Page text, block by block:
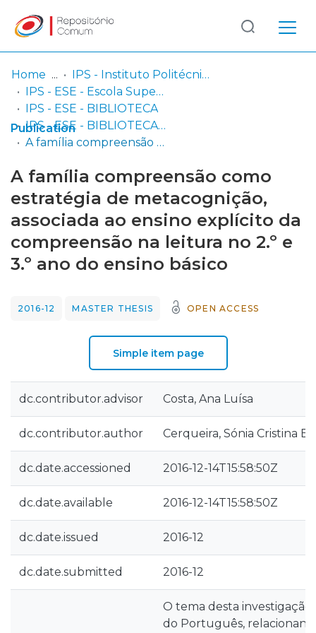
Communities
& Collections
Browse repository
Statistics
Log
In
(current)
Home
IPS - Instituto Politécnico de Setúbal
IPS - ESE - Escola Superior de Educação
IPS - ESE - BIBLIOTECA
IPS - ESE - BIBLIOTECA - Dissertações de mestrado
A família compreensão como estratégia de metacognição, associada ao ensino explícito da compreensão na leitura no 2.º e 3.º ano do ensino básico
Publication
A família compreensão como
estratégia de metacognição,
associada ao ensino explícito da
compreensão na leitura no 2.º e
3.º ano do ensino básico
2016-12 MASTER THESIS OPEN ACCESS
Simple item page
dc.contributor.advisor Costa, Ana Luísa
dc.contributor.author Cerqueira, Sónia Cristina
dc.date.accessioned 2016-12-14T15:58:50Z
dc.date.available 2016-12-14T15:58:50Z
dc.date.issued 2016-12
dc.date.submitted 2016-12
O tema desta investigação
do Português,